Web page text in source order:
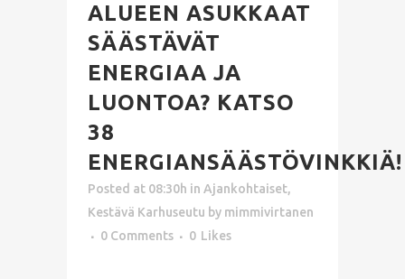
ALUEEN ASUKKAAT
SÄÄSTÄVÄT
ENERGIAA JA
LUONTOA? KATSO
38
ENERGIANSÄÄSTÖVINKKIÄ!
Posted at 08:30h in Ajankohtaiset,
Kestävä Karhuseutu by mimmivirtanen
0 Comments
0 Likes